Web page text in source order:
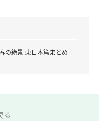
の絶景 東日本篇まとめ
る